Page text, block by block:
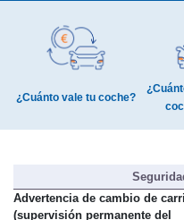
Advertencia de cambio de carril